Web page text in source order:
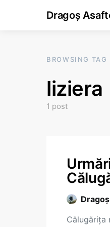
Dragoș
BROWSING TAG
liziera
1 post
Călugăriţa